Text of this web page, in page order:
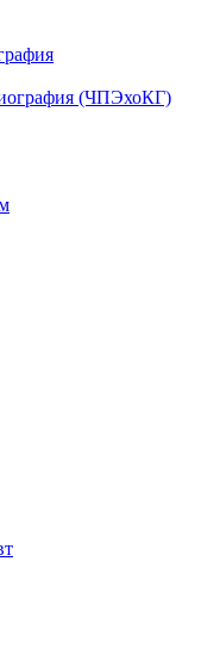
(ЧПЭхоКГ)